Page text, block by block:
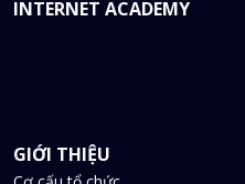
INTERNET ACADEMY
GIỚI THIỆU